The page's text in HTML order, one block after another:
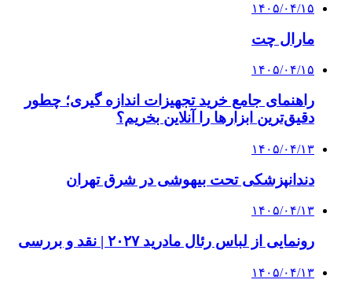
۱۴۰۵/۰۴/۱۵
مارال چت
۱۴۰۵/۰۴/۱۵
راهنمای جامع خرید تجهیزات اندازه گیری؛ چطور
دقیق‌ترین ابزارها را آنلاین بخریم؟
۱۴۰۵/۰۴/۱۳
دندانپزشکی تحت بیهوشی در شرق تهران
۱۴۰۵/۰۴/۱۳
رونمایی از لباس رئال مادرید ۲۰۲۷ | نقد و بررسی
۱۴۰۵/۰۴/۱۳